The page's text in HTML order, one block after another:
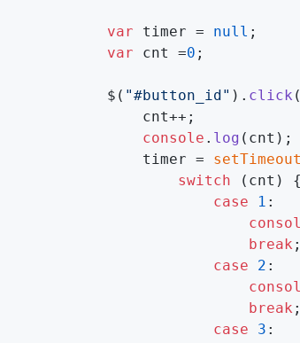
var timer = null ;
var cnt =0 ;
            $(
"#button_id" ). click (
                cnt++;
console . log (cnt);
                timer =
setTimeout
switch (cnt) {
case
1 :
break ;
case
2 :
break ;
case
3 :